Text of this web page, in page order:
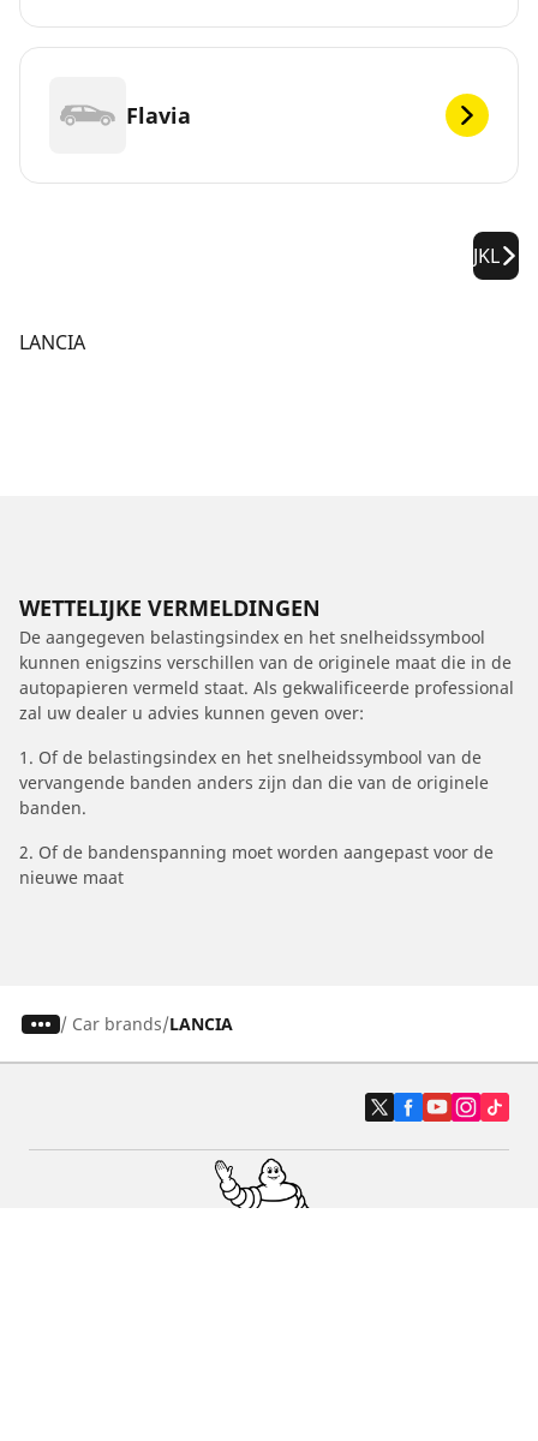
Flavia
JKL
LANCIA
WETTELIJKE VERMELDINGEN
De aangegeven belastingsindex en het snelheidssymbool
kunnen enigszins verschillen van de originele maat die in de
autopapieren vermeld staat. Als gekwalificeerde professional
zal uw dealer u advies kunnen geven over:
1. Of de belastingsindex en het snelheidssymbool van de
vervangende banden anders zijn dan die van de originele
banden.
2. Of de bandenspanning moet worden aangepast voor de
nieuwe maat
/ Car brands LANCIA